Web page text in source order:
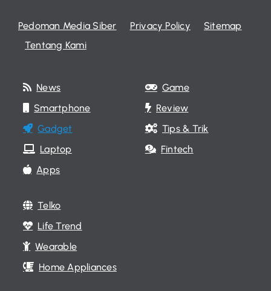
Pedoman Media Siber Privacy Policy
Sitemap
Tentang Kami
News
Smartphone
Gadget
Laptop
Apps
Game
Review
Tips & Trik
Fintech
Telko
Life Trend
Wearable
Home Appliances